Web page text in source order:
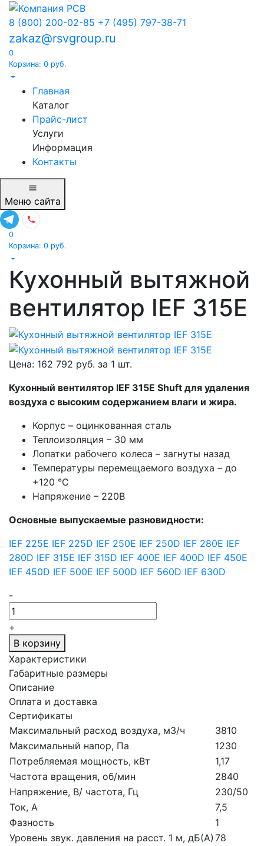
8 (800) 200-02-85 +7 (495) 797-38-71
zakaz@rsvgroup.ru
0
Корзина: 0 руб.
Главная
Каталог
Прайс-лист
Услуги
Информация
Контакты
Меню сайта
0
Корзина: 0 руб.
Кухонный вытяжной
вентилятор IEF 315E
Цена: 162 792 руб. за 1 шт.
Кухонный вентилятор IEF 315E Shuft для удаления
воздуха с высоким содержанием влаги и жира.
Корпус – оцинкованная сталь
Теплоизоляция – 30 мм
Лопатки рабочего колеса – загнуты назад
Температуры перемещаемого воздуха – до
+120 °С
Напряжение – 220В
Основные выпускаемые разновидности:
IEF 225E IEF 225D IEF 250E IEF 250D IEF 280E IEF
280D IEF 315E IEF 315D IEF 400E IEF 400D IEF 450E
IEF 450D IEF 500E IEF 500D IEF 560D IEF 630D
-
+
В корзину
Характеристики
Габаритные размеры
Описание
Оплата и доставка
Сертификаты
Максимальный расход воздуха, м3/ч
3810
Максимальный напор, Па
1230
Потребляемая мощность, кВт
1,17
Частота вращения, об/мин
2840
Напряжение, В/ частота, Гц
230/50
Ток, А
7,5
Фазность
1
Уровень звук. давления на расст. 1 м, дБ(А) 78